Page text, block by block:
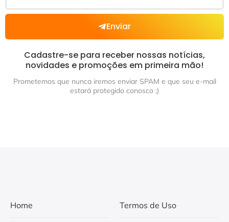
Enviar
Cadastre-se para receber nossas notícias,
novidades e promoções em primeira mão!
Prometemos que nunca iremos enviar SPAM e que seu e-mail
estará protegido conosco ;)
Home Termos de Uso